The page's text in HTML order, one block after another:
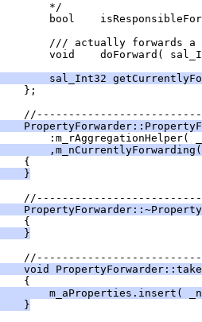
void    doForward(
sal_Int32
}
}
void
m_aProperties.insert(
}